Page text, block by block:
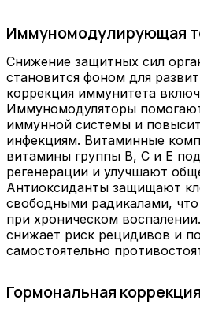
Иммуномодулирующая
Снижение защитных сил
становится фоном для
коррекция иммунитета
Иммуномодуляторы
иммунной системы и
инфекциям. Витаминные
витамины группы B, C и E
регенерации и улучшают
Антиоксиданты защищают
свободными радикалами, что
при хроническом
снижает риск рецидивов и
самостоятельно
Гормональная коррекция